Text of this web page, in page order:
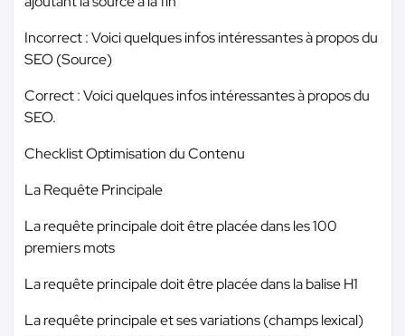
Incorrect : Voici quelques infos intéressantes à propos du
SEO (Source)
Correct : Voici quelques infos intéressantes à propos du
SEO.
Checklist Optimisation du Contenu
La Requête Principale
La requête principale doit être placée dans les 100
premiers mots
La requête principale doit être placée dans la balise H1
La requête principale et ses variations (champs lexical)